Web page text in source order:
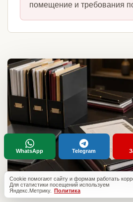
помещение и требования
Cookie помогают сайту и формам работать
Для статистики посещений используем
Яндекс.Метрику. Политика
WhatsApp Telegram